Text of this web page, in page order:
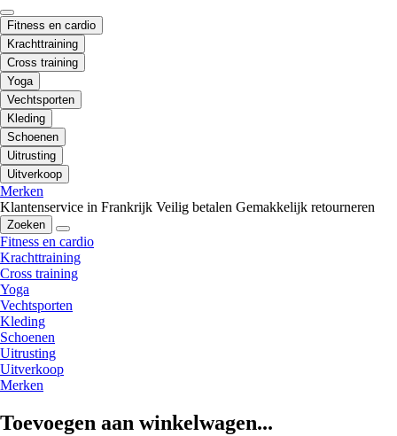
Fitness en cardio
Krachttraining
Cross training
Yoga
Vechtsporten
Kleding
Schoenen
Uitrusting
Uitverkoop
Merken
Klantenservice in Frankrijk Veilig betalen Gemakkelijk retourneren
Zoeken
Fitness en cardio
Krachttraining
Cross training
Yoga
Vechtsporten
Kleding
Schoenen
Uitrusting
Uitverkoop
Merken
Toevoegen aan winkelwagen...